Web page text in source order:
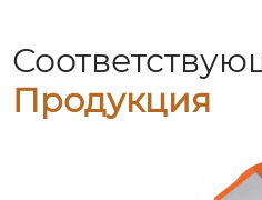
Продукция